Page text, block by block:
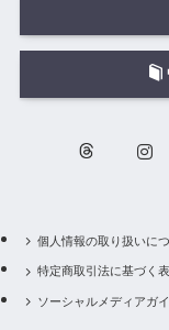
個人情報の取り扱いに
特定商取引法に基づく
ソーシャルメディアガ